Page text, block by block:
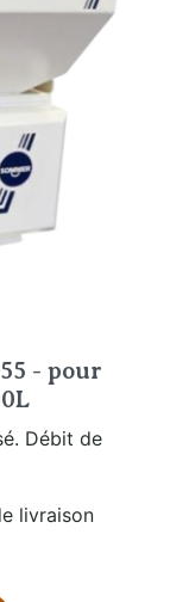
- pour
Débit de
livraison